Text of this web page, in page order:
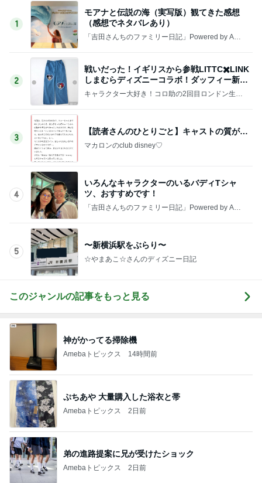
1
モアナと伝説の海（実写版）観てきた感想
（感想でネタバレあり）
「吉田さんちのファミリー日記」Powered by Ame
2
戦いだった！イギリスから参戦LITTC✖️LINK
しまむらディズニーコラボ！ダッフィー新商
品の話
キャラクター大好き！コロ助の2回目ロンドン生活
3
【読者さんのひとりごと】キャストの質が…
マカロンのclub disney♡
4
いろんなキャラクターのいるバディTシャ
ツ、おすすめです！
「吉田さんちのファミリー日記」Powered by Ame
5
〜新横浜駅をぶらり〜
☆やまあこ☆さんのディズニー日記
このジャンルの記事をもっと見る
神がかってる掃除機
Amebaトピックス 14時間前
ぷちあや 大量購入した浴衣と帯
Amebaトピックス 2日前
弟の進路提案に兄が受けたショック
Amebaトピックス 2日前